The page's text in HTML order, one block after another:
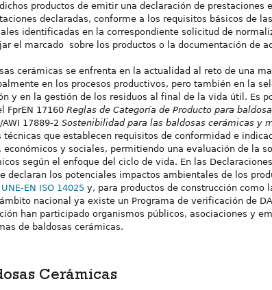
productos de emitir una declaración de prestaciones
declaradas, conforme a los requisitos básicos de
identificadas en la correspondiente solicitud de
el marcado sobre los productos o la documentación de
cerámicas se enfrenta en la actualidad al reto de una
en los procesos productivos, pero también en la
y en la gestión de los residuos al final de la vida útil. Es
FprEN 17160 Reglas de Categoría de Producto para
AWI 17889-2 Sostenibilidad para las baldosas cerámicas y
técnicas que establecen requisitos de conformidad e
y sociales, permitiendo una evaluación de la
según el enfoque del ciclo de vida. En las
declaran los potenciales impactos ambientales de los
UNE-EN ISO 14025 y, para productos de construcción como
nacional ya existe un Programa de verificación de
han participado organismos públicos, asociaciones y
de baldosas cerámicas.
Cerámicas